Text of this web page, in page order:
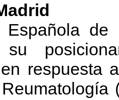
Española de
su
respuesta